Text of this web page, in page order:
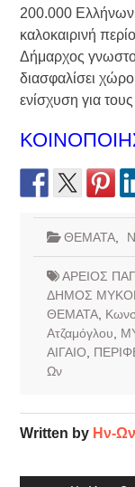
200.000 Ελλήνων
καλοκαιρινή
Δήμαρχος
διασφαλίσει
ενίσχυση για
ΘΕΜΑΤΑ,
ΑΡΕΙΟΣ
ΔΗΜΟΣ
ΘΕΜΑΤΑ,
Ατζαμόγλου
ΑΙΓΑΙΟ
Ων
Written by Ην-Ων